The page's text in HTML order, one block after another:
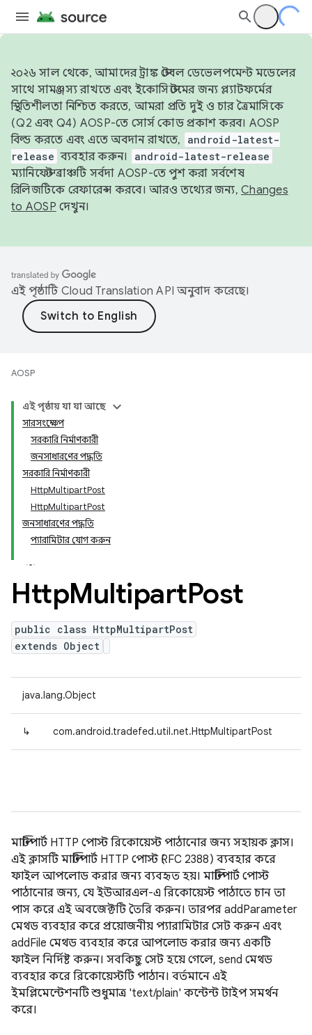
২০২৬ সাল থেকে, আমাদের ট্রাঙ্ক স্টেবল ডেভেলপমেন্ট মডেলের
সাথে সামঞ্জস্য রাখতে এবং ইকোসিস্টেমের জন্য প্ল্যাটফর্মের
স্থিতিশীলতা নিশ্চিত করতে, আমরা প্রতি দুই ও চার ত্রৈমাসিকে
(Q2 এবং Q4) AOSP-তে সোর্স কোড প্রকাশ করব। AOSP
বিল্ড করতে এবং এতে অবদান রাখতে,
android-latest-
release ব্যবহার করুন। android-latest-release
ম্যানিফেস্ট ব্রাঞ্চটি সর্বদা AOSP-তে পুশ করা সর্বশেষ
রিলিজটিকে রেফারেন্স করবে। আরও তথ্যের জন্য, Changes
to AOSP দেখুন।
এই পৃষ্ঠাটি Cloud Translation API অনুবাদ করেছে।
AOSP
এই পৃষ্ঠায় যা যা আছে
সারসংক্ষেপ
সরকারি নির্মাণকারী
জনসাধারণের পদ্ধতি
সরকারি নির্মাণকারী
HttpMultipartPost
HttpMultipartPost
জনসাধারণের পদ্ধতি
প্যারামিটার যোগ করুন
HttpMultipartPost
public class HttpMultipartPost
extends Object
java.lang.Object
↳ com.android.tradefed.util.net.HttpMultipartPost
মাল্টিপার্ট HTTP পোস্ট রিকোয়েস্ট পাঠানোর জন্য সহায়ক ক্লাস।
এই ক্লাসটি মাল্টিপার্ট HTTP পোস্ট (RFC 2388) ব্যবহার করে
ফাইল আপলোড করার জন্য ব্যবহৃত হয়। মাল্টিপার্ট পোস্ট
পাঠানোর জন্য, যে ইউআরএল-এ রিকোয়েস্ট পাঠাতে চান তা
পাস করে এই অবজেক্টটি তৈরি করুন। তারপর addParameter
মেথড ব্যবহার করে প্রয়োজনীয় প্যারামিটার সেট করুন এবং
addFile মেথড ব্যবহার করে আপলোড করার জন্য একটি
ফাইল নির্দিষ্ট করুন। সবকিছু সেট হয়ে গেলে, send মেথড
ব্যবহার করে রিকোয়েস্টটি পাঠান। বর্তমানে এই
ইমপ্লিমেন্টেশনটি শুধুমাত্র 'text/plain' কন্টেন্ট টাইপ সমর্থন
করে।